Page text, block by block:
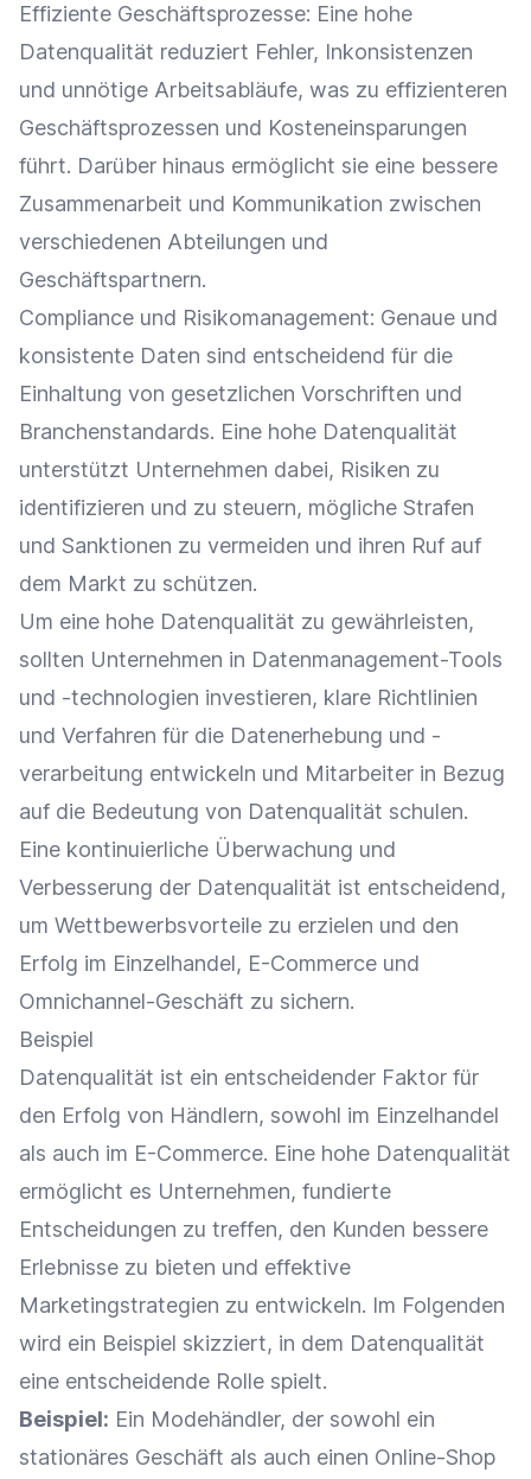
Effiziente Geschäftsprozesse: Eine hohe
Datenqualität reduziert Fehler, Inkonsistenzen
und unnötige Arbeitsabläufe, was zu effizienteren
Geschäftsprozessen und Kosteneinsparungen
führt. Darüber hinaus ermöglicht sie eine bessere
Zusammenarbeit und Kommunikation zwischen
verschiedenen Abteilungen und
Geschäftspartnern.
Compliance und Risikomanagement: Genaue und
konsistente Daten sind entscheidend für die
Einhaltung von gesetzlichen Vorschriften und
Branchenstandards. Eine hohe Datenqualität
unterstützt Unternehmen dabei, Risiken zu
identifizieren und zu steuern, mögliche Strafen
und Sanktionen zu vermeiden und ihren Ruf auf
dem Markt zu schützen.
Um eine hohe Datenqualität zu gewährleisten,
sollten Unternehmen in Datenmanagement-Tools
und -technologien investieren, klare Richtlinien
und Verfahren für die Datenerhebung und -
verarbeitung entwickeln und Mitarbeiter in Bezug
auf die Bedeutung von Datenqualität schulen.
Eine kontinuierliche Überwachung und
Verbesserung der Datenqualität ist entscheidend,
um Wettbewerbsvorteile zu erzielen und den
Erfolg im Einzelhandel, E-Commerce und
Omnichannel-Geschäft zu sichern.
Beispiel
Datenqualität ist ein entscheidender Faktor für
den Erfolg von Händlern, sowohl im Einzelhandel
als auch im E-Commerce. Eine hohe Datenqualität
ermöglicht es Unternehmen, fundierte
Entscheidungen zu treffen, den Kunden bessere
Erlebnisse zu bieten und effektive
Marketingstrategien zu entwickeln. Im Folgenden
wird ein Beispiel skizziert, in dem Datenqualität
eine entscheidende Rolle spielt.
Beispiel: Ein Modehändler, der sowohl ein
stationäres Geschäft als auch einen Online-Shop